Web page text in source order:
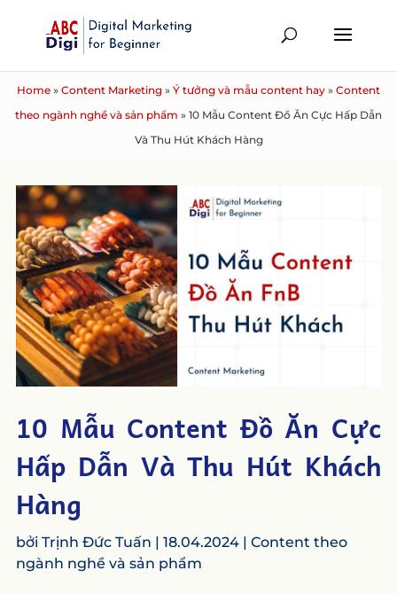
Home » Content Marketing » Ý tưởng và mẫu content hay » Content
theo ngành nghề và sản phẩm » 10 Mẫu Content Đồ Ăn Cực Hấp Dẫn
Và Thu Hút Khách Hàng
10 Mẫu Content Đồ Ăn Cực
Hấp Dẫn Và Thu Hút Khách
Hàng
bởi Trịnh Đức Tuấn | 18.04.2024| Content theo
ngành nghề và sản phẩm